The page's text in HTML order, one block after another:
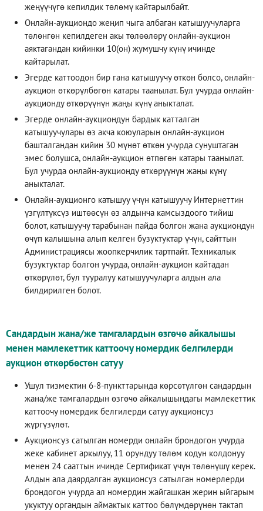
жеңүүчүгө кепилдик төлөмү кайтарылбайт.
Онлайн-аукциондо жеңип чыга албаган катышуучуларга
төлөнгөн кепилдеген акы төлөөлөрү онлайн-аукцион
аяктагандан кийинки 10(он) жумушчу күнү ичинде
кайтарылат.
Эгерде каттоодон бир гана катышуучу өткөн болсо, онлайн-
аукцион өткөрүлбөгөн катары таанылат. Бул учурда онлайн-
аукционду өткөрүүнүн жаңы күнү аныкталат.
Эгерде онлайн-аукциондун бардык катталган
катышуучулары өз акча коюуларын онлайн-аукцион
башталгандан кийин 30 мүнөт өткөн учурда сунуштаган
эмес болушса, онлайн-аукцион өтпөгөн катары таанылат.
Бул учурда онлайн-аукционду өткөрүүнүн жаңы күнү
аныкталат.
Онлайн-аукционго катышуу үчүн катышуучу Интернеттин
үзгүлтүксүз иштөөсүн өз алдынча камсыздоого тийиш
болот, катышуучу тарабынан пайда болгон жана аукциондун
өчүп калышына алып келген бузуктуктар үчүн, сайттын
Администрациясы жоопкерчилик тартпайт. Техникалык
бузуктуктар болгон учурда, онлайн-аукцион кайтадан
өткөрүлөт, бул тууралуу катышуучуларга алдын ала
билдирилген болот.
Сандардын жана/же тамгалардын өзгөчө айкалышы
менен мамлекеттик каттоочу номердик белгилерди
аукцион өткөрбөстөн сатуу
Ушул тизмектин 6-8-пункттарында көрсөтүлгөн сандардын
жана/же тамгалардын өзгөчө айкалышындагы мамлекеттик
каттоочу номердик белгилерди сатуу аукционсуз
жүргүзүлөт.
Аукционсуз сатылган номерди онлайн брондогон учурда
жеке кабинет аркылуу, 11 орундуу төлөм кодун колдонуу
менен 24 сааттын ичинде Сертификат үчүн төлөнүшү керек.
Алдын ала даярдалган аукционсуз сатылган номерлерди
брондогон учурда ал номердин жайгашкан жерин ыйгарым
укуктуу органдын аймактык каттоо бөлүмдөрүнөн тактап